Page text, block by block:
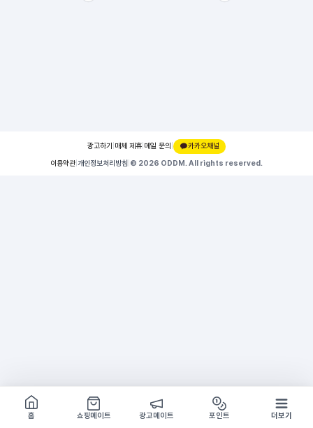
광고하기 매체 제휴 메일 문의 |
카카오채널
이용약관 개인정보처리방침 © 2026 ODDM. All rights reserved.
쇼핑몰 구경하기
방문시 1G
홈
쇼핑메이트 광고메이트 포인트 더보기